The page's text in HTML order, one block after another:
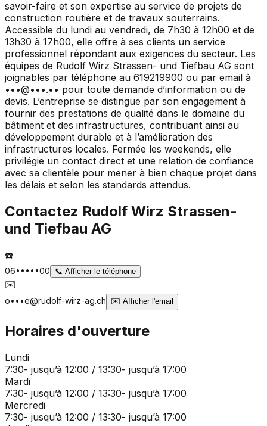
savoir-faire et son expertise au service de projets de
construction routière et de travaux souterrains.
Accessible du lundi au vendredi, de 7h30 à 12h00 et de
13h30 à 17h00, elle offre à ses clients un service
professionnel répondant aux exigences du secteur. Les
équipes de Rudolf Wirz Strassen- und Tiefbau AG sont
joignables par téléphone au 619219900 ou par email à
•••@•••.•• pour toute demande d’information ou de
devis. L’entreprise se distingue par son engagement à
fournir des prestations de qualité dans le domaine du
bâtiment et des infrastructures, contribuant ainsi au
développement durable et à l’amélioration des
infrastructures locales. Fermée les weekends, elle
privilégie un contact direct et une relation de confiance
avec sa clientèle pour mener à bien chaque projet dans
les délais et selon les standards attendus.
Contactez Rudolf Wirz Strassen-
und Tiefbau AG
☎️
06•••••00 📞 Afficher le téléphone
✉️
o•••e@rudolf-wirz-ag.ch ✉️ Afficher l'email
Horaires d'ouverture
Lundi
7:30- jusqu’à 12:00 / 13:30- jusqu’à 17:00
Mardi
7:30- jusqu’à 12:00 / 13:30- jusqu’à 17:00
Mercredi
7:30- jusqu’à 12:00 / 13:30- jusqu’à 17:00